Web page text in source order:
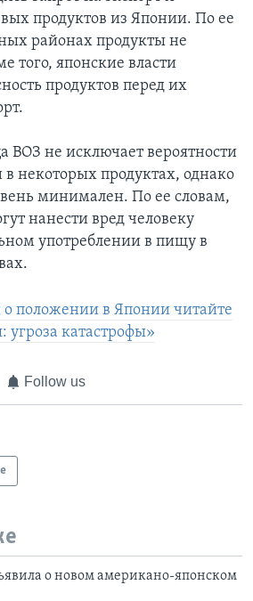
продуктов из Японии. По ее
районах продукты не
того, японские власти
продуктов перед их
ВОЗ не исключает вероятности
некоторых продуктах, однако
минимален. По ее словам,
нанести вред человеку
употреблении в пищу в
положении в Японии читайте
угроза катастрофы»
Follow us
о новом американо-японском